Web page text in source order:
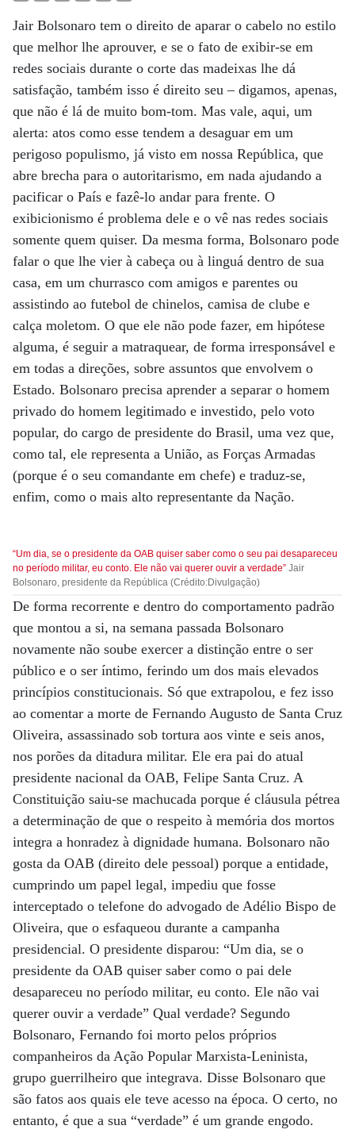
Jair Bolsonaro tem o direito de aparar o cabelo no estilo
que melhor lhe aprouver, e se o fato de exibir-se em
redes sociais durante o corte das madeixas lhe dá
satisfação, também isso é direito seu – digamos, apenas,
que não é lá de muito bom-tom. Mas vale, aqui, um
alerta: atos como esse tendem a desaguar em um
perigoso populismo, já visto em nossa República, que
abre brecha para o autoritarismo, em nada ajudando a
pacificar o País e fazê-lo andar para frente. O
exibicionismo é problema dele e o vê nas redes sociais
somente quem quiser. Da mesma forma, Bolsonaro pode
falar o que lhe vier à cabeça ou à linguá dentro de sua
casa, em um churrasco com amigos e parentes ou
assistindo ao futebol de chinelos, camisa de clube e
calça moletom. O que ele não pode fazer, em hipótese
alguma, é seguir a matraquear, de forma irresponsável e
em todas a direções, sobre assuntos que envolvem o
Estado. Bolsonaro precisa aprender a separar o homem
privado do homem legitimado e investido, pelo voto
popular, do cargo de presidente do Brasil, uma vez que,
como tal, ele representa a União, as Forças Armadas
(porque é o seu comandante em chefe) e traduz-se,
enfim, como o mais alto representante da Nação.
“Um dia, se o presidente da OAB quiser saber como o seu pai desapareceu
no período militar, eu conto. Ele não vai querer ouvir a verdade” Jair
Bolsonaro, presidente da República (Crédito:Divulgação)
De forma recorrente e dentro do comportamento padrão
que montou a si, na semana passada Bolsonaro
novamente não soube exercer a distinção entre o ser
público e o ser íntimo, ferindo um dos mais elevados
princípios constitucionais. Só que extrapolou, e fez isso
ao comentar a morte de Fernando Augusto de Santa Cruz
Oliveira, assassinado sob tortura aos vinte e seis anos,
nos porões da ditadura militar. Ele era pai do atual
presidente nacional da OAB, Felipe Santa Cruz. A
Constituição saiu-se machucada porque é cláusula pétrea
a determinação de que o respeito à memória dos mortos
integra a honradez à dignidade humana. Bolsonaro não
gosta da OAB (direito dele pessoal) porque a entidade,
cumprindo um papel legal, impediu que fosse
interceptado o telefone do advogado de Adélio Bispo de
Oliveira, que o esfaqueou durante a campanha
presidencial. O presidente disparou: “Um dia, se o
presidente da OAB quiser saber como o pai dele
desapareceu no período militar, eu conto. Ele não vai
querer ouvir a verdade” Qual verdade? Segundo
Bolsonaro, Fernando foi morto pelos próprios
companheiros da Ação Popular Marxista-Leninista,
grupo guerrilheiro que integrava. Disse Bolsonaro que
são fatos aos quais ele teve acesso na época. O certo, no
entanto, é que a sua “verdade” é um grande engodo.